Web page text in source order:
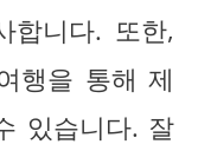
합니다. 또한,
행을 통해 제
있습니다. 잘